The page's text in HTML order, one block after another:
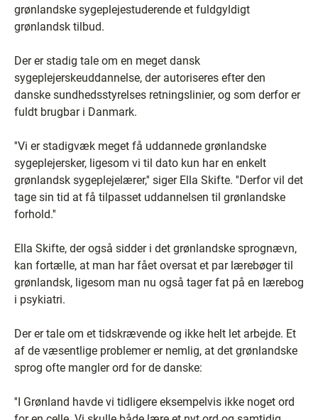
grønlandske sygeplejestuderende et fuldgyldigt
grønlandsk tilbud.
Der er stadig tale om en meget dansk
sygeplejerskeuddannelse, der autoriseres efter den
danske sundhedsstyrelses retningslinier, og som derfor er
fuldt brugbar i Danmark.
''Vi er stadigvæk meget få uddannede grønlandske
sygeplejersker, ligesom vi til dato kun har en enkelt
grønlandsk sygeplejelærer,'' siger Ella Skifte. ''Derfor vil det
tage sin tid at få tilpasset uddannelsen til grønlandske
forhold.''
Ella Skifte, der også sidder i det grønlandske sprognævn,
kan fortælle, at man har fået oversat et par lærebøger til
grønlandsk, ligesom man nu også tager fat på en lærebog
i psykiatri.
Der er tale om et tidskrævende og ikke helt let arbejde. Et
af de væsentlige problemer er nemlig, at det grønlandske
sprog ofte mangler ord for de danske:
''I Grønland havde vi tidligere eksempelvis ikke noget ord